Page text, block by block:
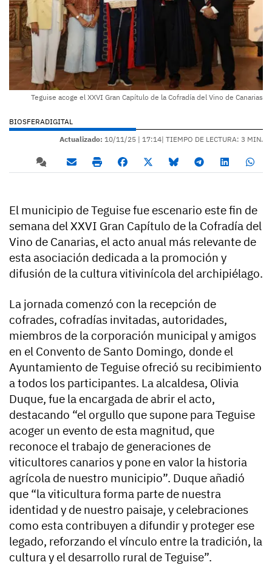
Teguise acoge el XXVI Gran Capítulo de la Cofradía del Vino de Canarias
BIOSFERADIGITAL
Actualizado: 10/11/25 | 17:14| TIEMPO DE LECTURA: 3 MIN.
El municipio de Teguise fue escenario este fin de
semana del XXVI Gran Capítulo de la Cofradía del
Vino de Canarias, el acto anual más relevante de
esta asociación dedicada a la promoción y
difusión de la cultura vitivinícola del archipiélago.
La jornada comenzó con la recepción de
cofrades, cofradías invitadas, autoridades,
miembros de la corporación municipal y amigos
en el Convento de Santo Domingo, donde el
Ayuntamiento de Teguise ofreció su recibimiento
a todos los participantes. La alcaldesa, Olivia
Duque, fue la encargada de abrir el acto,
destacando “el orgullo que supone para Teguise
acoger un evento de esta magnitud, que
reconoce el trabajo de generaciones de
viticultores canarios y pone en valor la historia
agrícola de nuestro municipio”. Duque añadió
que “la viticultura forma parte de nuestra
identidad y de nuestro paisaje, y celebraciones
como esta contribuyen a difundir y proteger ese
legado, reforzando el vínculo entre la tradición, la
cultura y el desarrollo rural de Teguise”.